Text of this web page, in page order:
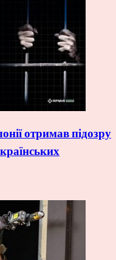
отримав підозру